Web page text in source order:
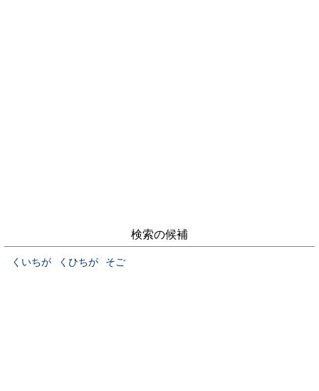
検索の候補
くいちが くひちが そご